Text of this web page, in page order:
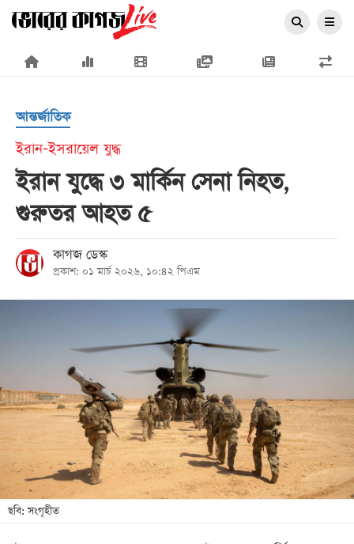
×
প্রচ্ছদ
জাতীয়
রাজনীতি
বিনোদন
স্টাইল
শিক্ষা
তথ্যপ্রযুক্তি
আন্তর্জাতিক
ইরান-ইসরায়েল যুদ্ধ
ইরান যুদ্ধে ৩ মার্কিন সেনা নিহত,
গুরুতর আহত ৫
কাগজ ডেস্ক
প্রকাশ: ০১ মার্চ ২০২৬, ১০:৪২ পিএম
ছবি: সংগৃহীত